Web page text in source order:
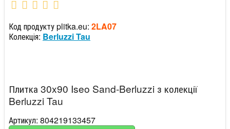
Код продукту plitka.eu: 2LA07
Колекція: Berluzzi Tau
Плитка 30x90 Iseo Sand-Berluzzi з колекції
Berluzzi Tau
Артикул: 804219133457